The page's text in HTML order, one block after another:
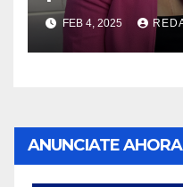
violencia en
FEB 4, 2025
ANUNCIATE AHORA